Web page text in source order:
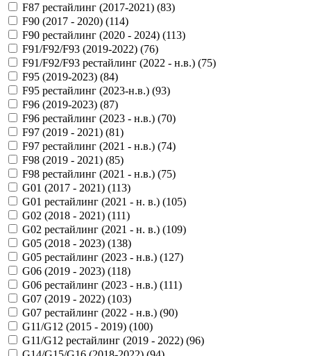
F87 рестайлинг (2017-2021) (83)
F90 (2017 - 2020) (114)
F90 рестайлинг (2020 - 2024) (113)
F91/F92/F93 (2019-2022) (76)
F91/F92/F93 рестайлинг (2022 - н.в.) (75)
F95 (2019-2023) (84)
F95 рестайлинг (2023-н.в.) (93)
F96 (2019-2023) (87)
F96 рестайлинг (2023 - н.в.) (70)
F97 (2019 - 2021) (81)
F97 рестайлинг (2021 - н.в.) (74)
F98 (2019 - 2021) (85)
F98 рестайлинг (2021 - н.в.) (75)
G01 (2017 - 2021) (113)
G01 рестайлинг (2021 - н. в.) (105)
G02 (2018 - 2021) (111)
G02 рестайлинг (2021 - н. в.) (109)
G05 (2018 - 2023) (138)
G05 рестайлинг (2023 - н.в.) (127)
G06 (2019 - 2023) (118)
G06 рестайлинг (2023 - н.в.) (111)
G07 (2019 - 2022) (103)
G07 рестайлинг (2022 - н.в.) (90)
G11/G12 (2015 - 2019) (100)
G11/G12 рестайлинг (2019 - 2022) (96)